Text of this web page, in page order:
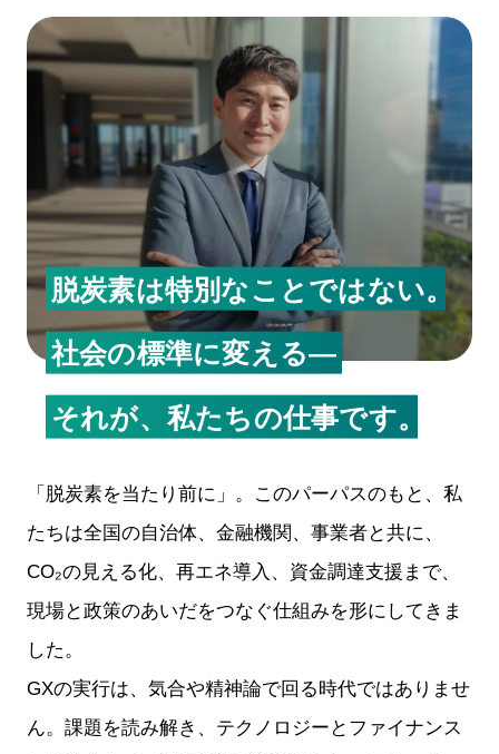
脱炭素は特別なことではない。
社会の標準に変える―
それが、私たちの仕事です。
「脱炭素を当たり前に」。このパーパスのもと、私
たちは全国の自治体、金融機関、事業者と共に、
CO₂の見える化、再エネ導入、資金調達支援まで、
現場と政策のあいだをつなぐ仕組みを形にしてきま
した。
GXの実行は、気合や精神論で回る時代ではありませ
ん。課題を読み解き、テクノロジーとファイナンス